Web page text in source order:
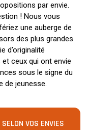
par envie.
! Nous vous
une auberge de
des plus grandes
d’originalité
ceux qui ont envie
sous le signe du
de jeunesse.
VOS ENVIES